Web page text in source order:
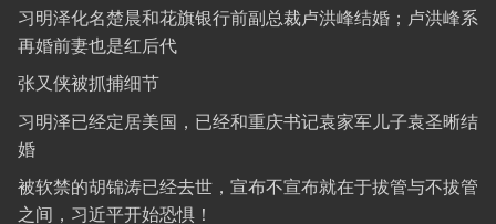
习明泽化名楚晨和花旗银行前副总裁卢洪峰结婚；卢洪峰系
再婚前妻也是红后代
张又侠被抓捕细节
习明泽已经定居美国，已经和重庆书记袁家军儿子袁圣晰结
婚
被软禁的胡锦涛已经去世，宣布不宣布就在于拔管与不拔管
之间，习近平开始恐惧！